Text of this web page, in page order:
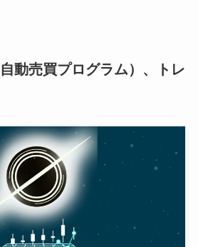
動売買プログラム）、トレ